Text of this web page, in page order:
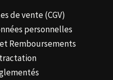
de vente (CGV)
personnelles
Remboursements